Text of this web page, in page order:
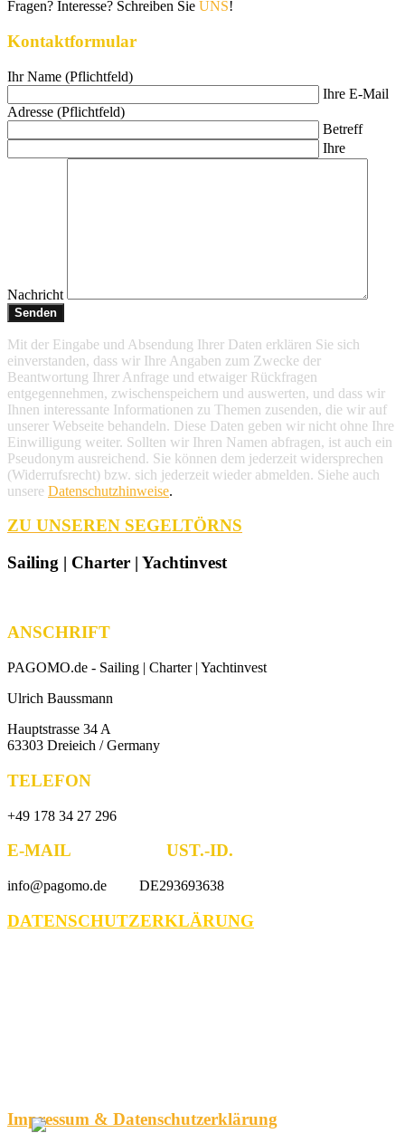
Fragen? Interesse? Schreiben Sie UNS!
Kontaktformular
Ihr Name (Pflichtfeld)
Ihre E-Mail
Adresse (Pflichtfeld)
Betreff
Ihre
Nachricht
Mit der Eingabe und Absendung Ihrer Daten erklären Sie sich
einverstanden, dass wir Ihre Angaben zum Zwecke der
Beantwortung Ihrer Anfrage und etwaiger Rückfragen
entgegennehmen, zwischenspeichern und auswerten, und dass wir
Ihnen interessante Informationen zu Themen zusenden, die wir auf
unserer Webseite behandeln. Diese Daten geben wir nicht ohne Ihre
Einwilligung weiter. Sollten wir Ihren Namen abfragen, ist auch ein
Pseudonym ausreichend. Sie können dem jederzeit widersprechen
(Widerrufsrecht) bzw. sich jederzeit wieder abmelden. Siehe auch
unsere Datenschutzhinweise.
ZU UNSEREN SEGELTÖRNS
Sailing | Charter | Yachtinvest
ANSCHRIFT
PAGOMO.de - Sailing | Charter | Yachtinvest
Ulrich Baussmann
Hauptstrasse 34 A
63303 Dreieich / Germany
TELEFON
+49 178 34 27 296
E-MAIL UST.-ID.
info@pagomo.de DE293693638
DATENSCHUTZERKLÄRUNG
Impressum & Datenschutzerklärung